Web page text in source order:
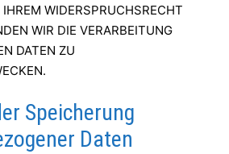
WIDERSPRUCHSRECHT
WIR DIE VERARBEITUNG
DATEN ZU
Speicherung
Daten